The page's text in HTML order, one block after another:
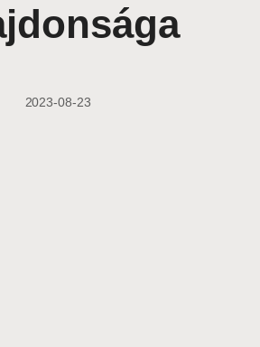
2023-08-23